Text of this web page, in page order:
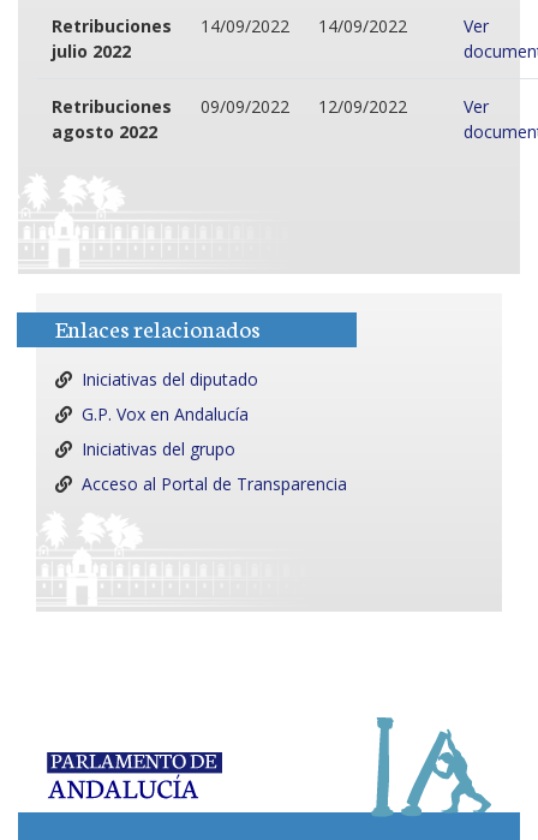
Retribuciones
julio 2022
14/09/2022 14/09/2022
Ver
Retribuciones
agosto 2022
09/09/2022 12/09/2022
Ver
Enlaces relacionados
Iniciativas del diputado
G.P. Vox en Andalucía
Iniciativas del grupo
Acceso al Portal de Transparencia